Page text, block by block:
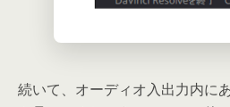
続いて、オーディオ入出力内に